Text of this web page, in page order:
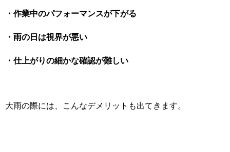
・作業中のパフォーマンスが下がる
・雨の日は視界が悪い
・仕上がりの細かな確認が難しい
大雨の際には、こんなデメリットも出てきます。